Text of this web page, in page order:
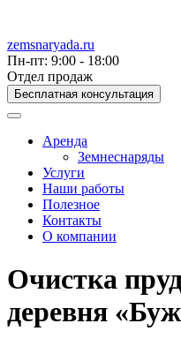
zemsnaryada.ru
Пн-пт: 9:00 - 18:00
Отдел продаж
Бесплатная консультация
Аренда
Земнеснаряды
Услуги
Наши работы
Полезное
Контакты
О компании
Очистка
деревня